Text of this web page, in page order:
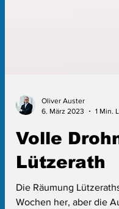
Oliver Auster
6. März 2023
1 Min.
Volle
Lützerath